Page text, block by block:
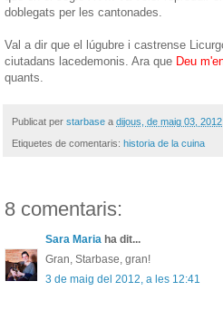
doblegats per les cantonades.
Val a dir que el lúgubre i castrense
ciutadans lacedemonis. Ara que Deu
quants.
Publicat per starbase a dijous, de maig 03, 2012
Etiquetes de comentaris: historia de la cuina
8 comentaris:
Sara Maria ha dit...
Gran, Starbase, gran!
3 de maig del 2012, a les 12:41